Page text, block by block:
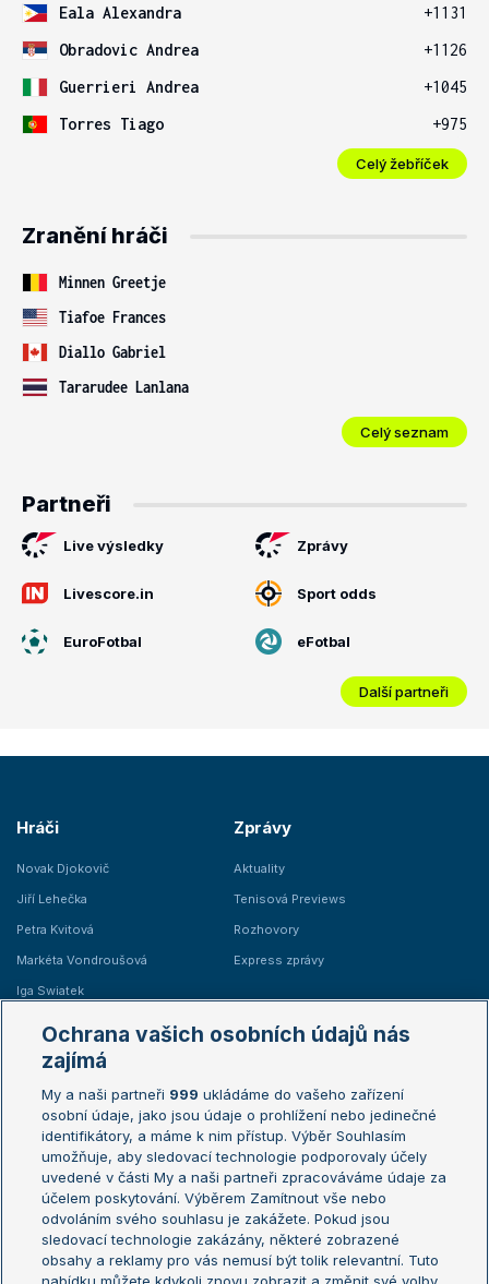
Eala Alexandra
+1131
Obradovic Andrea
+1126
Guerrieri Andrea
+1045
Torres Tiago
+975
Celý žebříček
Zranění hráči
Minnen Greetje
Tiafoe Frances
Diallo Gabriel
Tararudee Lanlana
Celý seznam
Partneři
Live výsledky Zprávy
Livescore.in Sport odds
EuroFotbal eFotbal
Další partneři
Hráči
Novak Djokovič
Jiří Lehečka
Petra Kvitová
Markéta Vondroušová
Iga Swiatek
Zprávy
Aktuality
Tenisová Previews
Rozhovory
Express zprávy
Žebříčky
Žebříček ATP (muži)
Žebříček WTA (ženy)
Sázkařský žebříček
Australian Open
French Open
Wimbledon
US Open
Turnaj mistrů
Turnaj mistryň
Ochrana vašich osobních údajů nás
zajímá
My a naši partneři 999 ukládáme do vašeho zařízení
osobní údaje, jako jsou údaje o prohlížení nebo jedinečné
identifikátory, a máme k nim přístup. Výběr Souhlasím
umožňuje, aby sledovací technologie podporovaly účely
uvedené v části My a naši partneři zpracováváme údaje za
účelem poskytování. Výběrem Zamítnout vše nebo
odvoláním svého souhlasu je zakážete. Pokud jsou
sledovací technologie zakázány, některé zobrazené
obsahy a reklamy pro vás nemusí být tolik relevantní. Tuto